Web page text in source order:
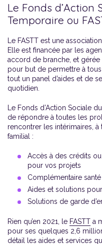
Le Fonds d’Action
Temporaire ou
Le FASTT est une
Elle est financée par les
accord de branche, et gérée
pour but de permettre à
tout un panel d’aides et de
quotidien.
Le Fonds d’Action Sociale
de répondre à toutes les
rencontrer les intérimaires,
familial :
Accès à des crédits
pour vos projets
Complémentaire
Aides et solutions
Solutions de garde
Rien qu’en 2021, le FASTT a
pour ses quelques 2,6
détail les aides et services